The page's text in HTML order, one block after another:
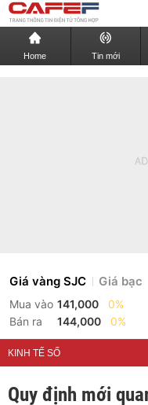
Home Tin mới
Giá vàng SJC Giá bạc
Mua vào 141,000
0%
Bán ra
144,000 0%
KINH TẾ SỐ
Quy định mới